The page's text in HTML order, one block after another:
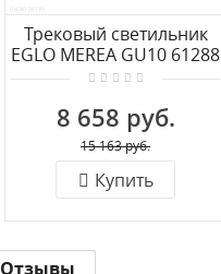
Трековый светильник
EGLO MEREA GU10 61288
8 658 руб.
15 163 руб.
Купить
Отзывы